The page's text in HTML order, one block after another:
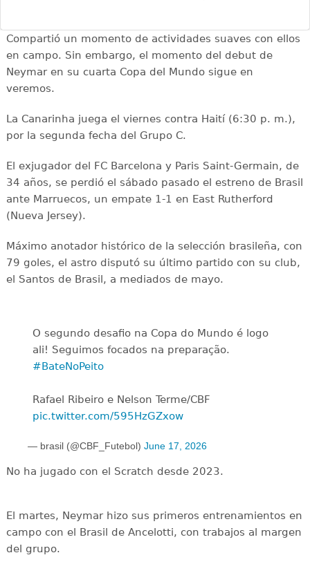
Compartió un momento de actividades suaves con ellos
en campo. Sin embargo, el momento del debut de
Neymar en su cuarta Copa del Mundo sigue en
veremos.
La Canarinha juega el viernes contra Haití (6:30 p. m.),
por la segunda fecha del Grupo C.
El exjugador del FC Barcelona y Paris Saint-Germain, de
34 años, se perdió el sábado pasado el estreno de Brasil
ante Marruecos, un empate 1-1 en East Rutherford
(Nueva Jersey).
Máximo anotador histórico de la selección brasileña, con
79 goles, el astro disputó su último partido con su club,
el Santos de Brasil, a mediados de mayo.
O segundo desafio na Copa do Mundo é logo
ali! Seguimos focados na preparação.
#BateNoPeito
Rafael Ribeiro e Nelson Terme/CBF
pic.twitter.com/595HzGZxow
— brasil (@CBF_Futebol) June 17, 2026
No ha jugado con el Scratch desde 2023.
El martes, Neymar hizo sus primeros entrenamientos en
campo con el Brasil de Ancelotti, con trabajos al margen
del grupo.